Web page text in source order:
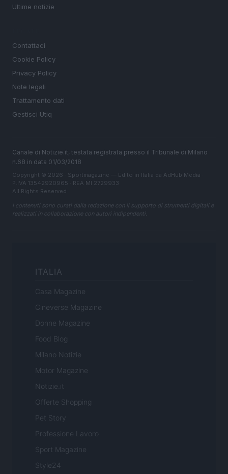
Ultime notizie
Contattaci
Cookie Policy
Privacy Policy
Note legali
Trattamento dati
Gestisci Utiq
Canale di Notizie.it, testata registrata presso il Tribunale di Milano
n.68 in data 01/03/2018
Copyright © 2026 · Sportmagazine — Edito in Italia da AdHub Media
P.IVA 13542920965 · REA MI 2729933
All Rights Reserved
I contenuti sono curati dalla redazione con il supporto di strumenti digitali e
realizzati in collaborazione con autori indipendenti.
ITALIA
Casa Magazine
Cineverse Magazine
Donne Magazine
Food Blog
Milano Notizie
Motor Magazine
Notizie.it
Offerte Shopping
Pet Story
Professione Lavoro
Sport Magazine
Style24